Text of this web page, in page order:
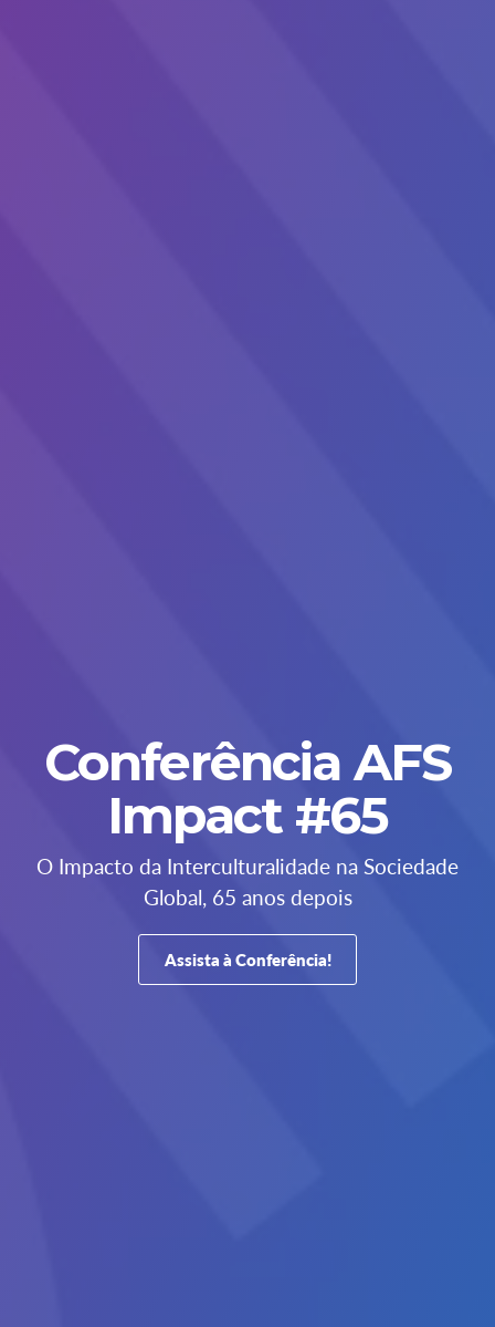
Conferência AFS
Impact #65
O Impacto da Interculturalidade na Sociedade
Global, 65 anos depois
Assista à Conferência!